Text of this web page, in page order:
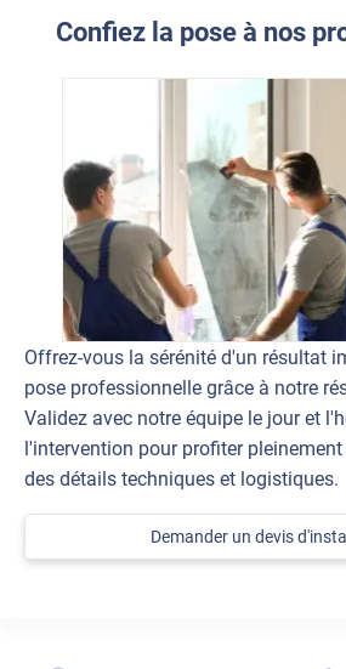
Confiez la pose à nos
Offrez-vous la sérénité d'un résultat
pose professionnelle grâce à notre
Validez avec notre équipe le jour et
l'intervention pour profiter
des détails techniques et logistiques.
Demander un devis